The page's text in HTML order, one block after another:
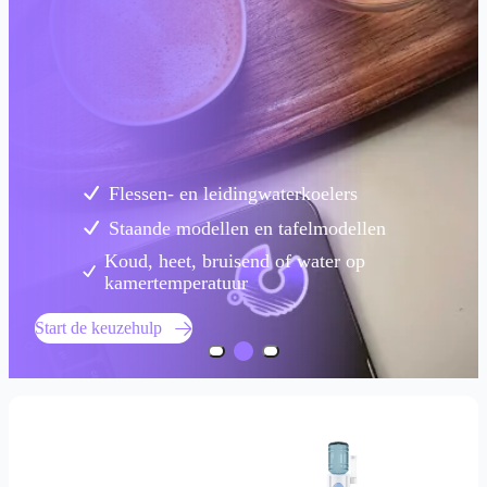
Flessen- en leidingwaterkoelers
Staande modellen en tafelmodellen
Koud, heet, bruisend of water op
kamertemperatuur
Start de keuzehulp